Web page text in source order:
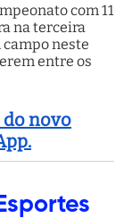
com 11
na terceira
campo neste
entre os
do novo
Esportes